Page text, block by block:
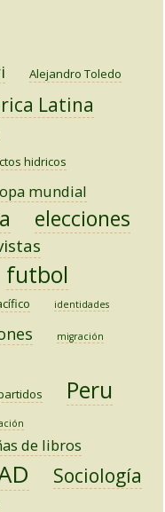
Alejandro Toledo
Latina
hidricos
mundial
elecciones
futbol
identidades
migración
Peru
de libros
Sociología